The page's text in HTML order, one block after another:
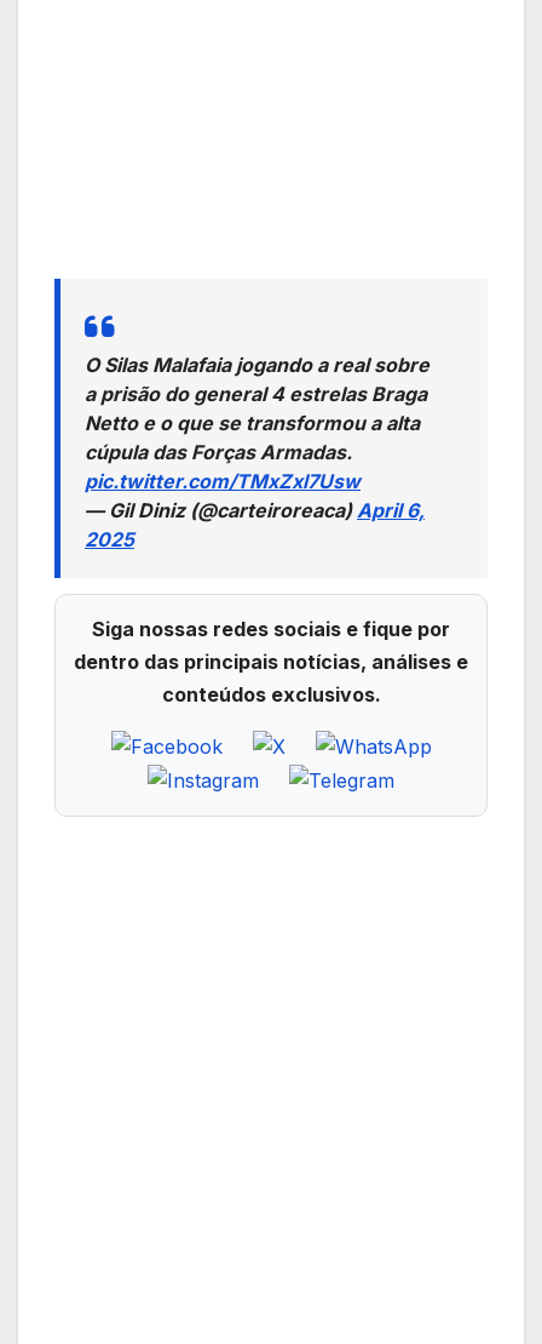
O Silas Malafaia jogando a real sobre
a prisão do general 4 estrelas Braga
Netto e o que se transformou a alta
cúpula das Forças Armadas.
pic.twitter.com/TMxZxl7Usw
— Gil Diniz (@carteiroreaca)April 6,
2025
Siga nossas redes sociais e fique por
dentro das principais notícias, análises e
conteúdos exclusivos.